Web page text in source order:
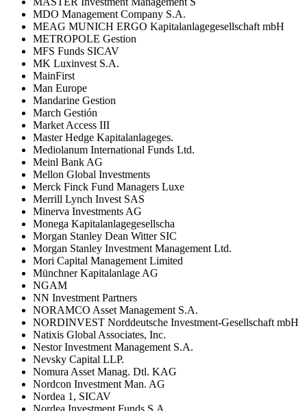
MDO Management Company S.A.
MEAG MUNICH ERGO Kapitalanlagegesellschaft mbH
METROPOLE Gestion
MFS Funds SICAV
MK Luxinvest S.A.
MainFirst
Man Europe
Mandarine Gestion
March Gestión
Market Access III
Master Hedge Kapitalanlageges.
Mediolanum International Funds Ltd.
Meinl Bank AG
Mellon Global Investments
Merck Finck Fund Managers Luxe
Merrill Lynch Invest SAS
Minerva Investments AG
Monega Kapitalanlagegesellscha
Morgan Stanley Dean Witter SIC
Morgan Stanley Investment Management Ltd.
Mori Capital Management Limited
Münchner Kapitalanlage AG
NGAM
NN Investment Partners
NORAMCO Asset Management S.A.
NORDINVEST Norddeutsche Investment-Gesellschaft mbH
Natixis Global Associates, Inc.
Nestor Investment Management S.A.
Nevsky Capital LLP.
Nomura Asset Manag. Dtl. KAG
Nordcon Investment Man. AG
Nordea 1, SICAV
Nordea Investment Funds S.A.